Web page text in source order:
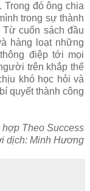
Trong đó ông chia
trong sự thành
cuốn sách đầu
hàng loạt những
điệp tới mọi
trên khắp thế
khó học hỏi và
quyết thành công
hợp Theo Success
dịch: Minh Hương